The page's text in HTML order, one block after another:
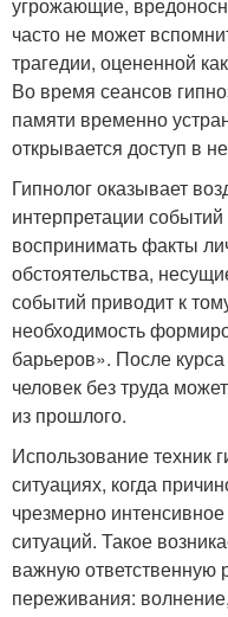
угрожающие,
часто не может
трагедии, оцененной
Во время сеансов
памяти временно
открывается доступ в
Гипнолог оказывает
интерпретации
воспринимать факты
обстоятельства,
событий приводит к
необходимость
барьеров». После
человек без труда
из прошлого.
Использование техник
ситуациях, когда
чрезмерно
ситуаций. Такое
важную ответственную
переживания: